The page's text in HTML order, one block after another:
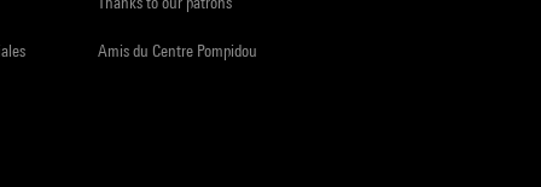
Amis du Centre Pompidou